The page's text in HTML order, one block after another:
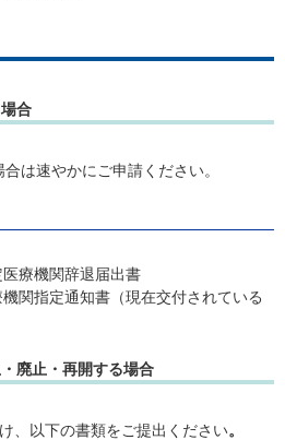
合
は速やかにご申請ください。
療機関辞退届出書
関指定通知書（現在交付されている
廃止・再開する場合
、以下の書類をご提出ください。